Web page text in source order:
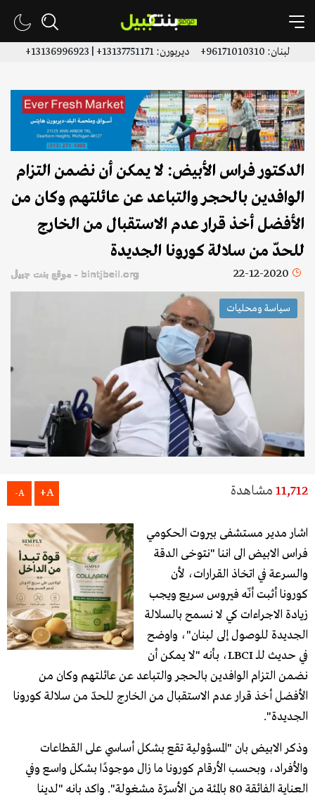
لبنان: 96171010310+ ديربورن: 13137751171+ | 13136996923+
الدكتور فراس الأبيض: لا يمكن أن نضمن التزام
الوافدين بالحجر والتباعد عن عائلتهم وكان من
الأفضل أخذ قرار عدم الاستقبال من الخارج
للحدّ من سلالة كورونا الجديدة
22-12-2020 bintjbeil.org - موقع بنت جبيل
سياسة ومحليات
11,712 مشاهدة A+
A-
اشار مدير ​مستشفى بيروت الحكومي​
فراس الابيض الى اننا "نتوخى الدقة
والسرعة في اتخاذ القرارات، لأن ​
كورونا​ أثبت أنّه فيروس سريع ويجب
زيادة الاجراءات كي لا نسمح بالسلالة
​الجديدة​ للوصول إلى ​لبنان​"، واوضح
في حديث للـ LBCI، بأنه "لا يمكن أن
نضمن التزام الوافدين بالحجر والتباعد عن عائلتهم وكان من
الأفضل أخذ قرار عدم الاستقبال من الخارج للحدّ من سلالة كورونا
الجديدة".
وذكر الابيض بان "المسؤولية تقع بشكل أساسي على القطاعات
والأفراد، وبحسب الأرقام كورونا ما زال موجودًا بشكل واسع وفي
العناية الفائقة 80 بالمئة من الأسرّة مشغولة". واكد بانه "لدينا